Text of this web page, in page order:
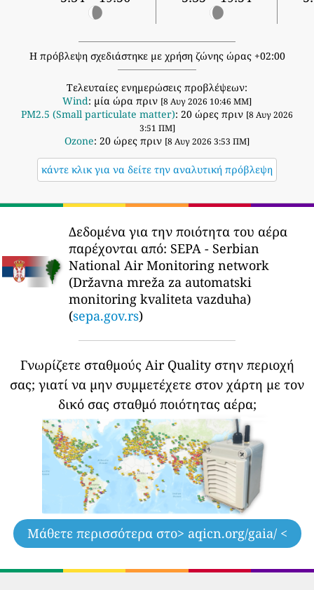
Η πρόβλεψη σχεδιάστηκε με χρήση ζώνης ώρας +02:00
Τελευταίες ενημερώσεις προβλέψεων:
Wind: μία ώρα πριν [8 Αυγ 2026 10:46 ΜΜ]
PM2.5 (Small particulate matter): 20 ώρες πριν [8 Αυγ 2026
3:51 ΠΜ]
Ozone: 20 ώρες πριν [8 Αυγ 2026 3:53 ΠΜ]
κάντε κλικ για να δείτε την αναλυτική πρόβλεψη
Δεδομένα για την ποιότητα του αέρα
παρέχονται από: SEPA - Serbian
National Air Monitoring network
(Državna mreža za automatski
monitoring kvaliteta vazduha)
(sepa.gov.rs)
Γνωρίζετε σταθμούς Air Quality στην περιοχή
σας; γιατί να μην συμμετέχετε στον χάρτη με τον
δικό σας σταθμό ποιότητας αέρα;
Μάθετε περισσότερα στο> aqicn.org/gaia/ <